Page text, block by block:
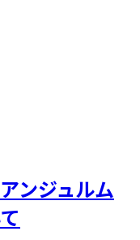
ンジュルム